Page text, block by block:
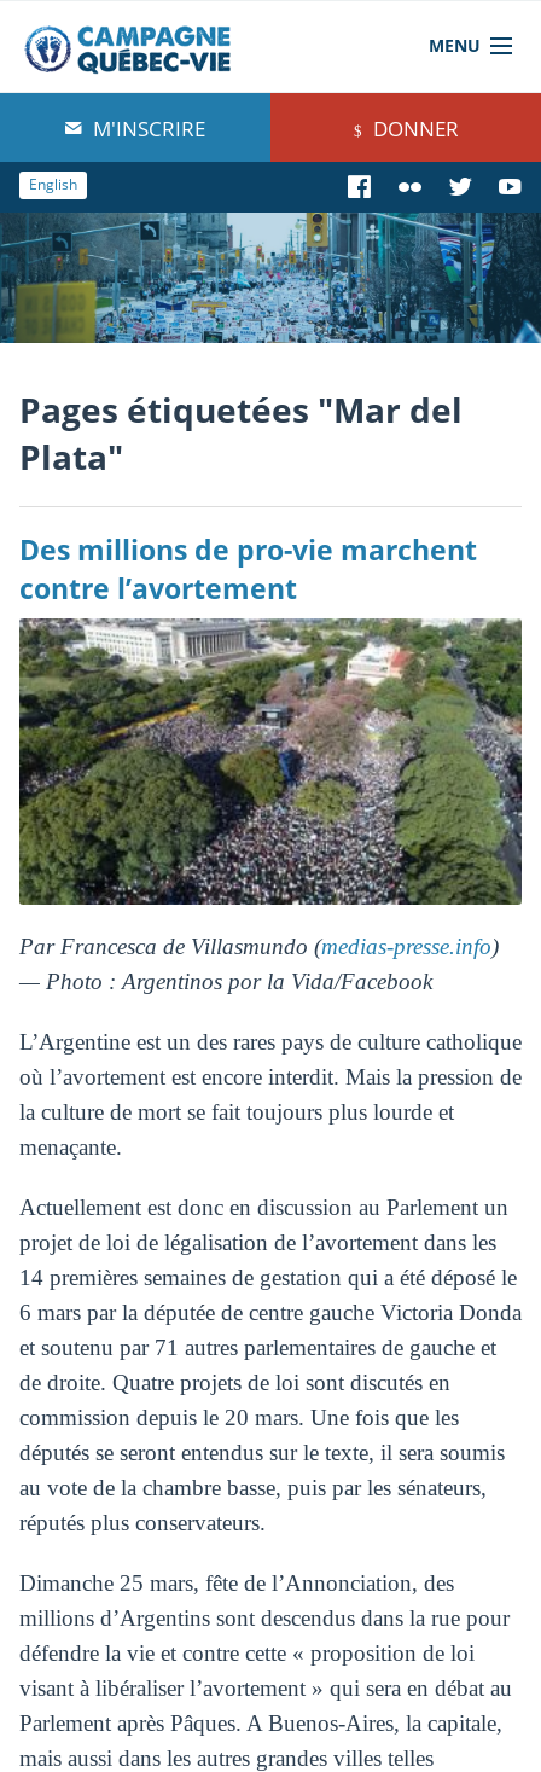
MENU
À propos de nous
Blog
Comprendre
Agir
Boutique
M'INSCRIRE DONNER
English
Pages étiquetées "Mar del
Plata"
Des millions de pro-vie marchent
contre l’avortement
Par Francesca de Villasmundo (medias-presse.info)
— Photo : Argentinos por la Vida/Facebook
L’Argentine est un des rares pays de culture catholique
où l’avortement est encore interdit. Mais la pression de
la culture de mort se fait toujours plus lourde et
menaçante.
Actuellement est donc en discussion au Parlement un
projet de loi de légalisation de l’avortement dans les
14 premières semaines de gestation qui a été déposé le
6 mars par la députée de centre gauche Victoria Donda
et soutenu par 71 autres parlementaires de gauche et
de droite. Quatre projets de loi sont discutés en
commission depuis le 20 mars. Une fois que les
députés se seront entendus sur le texte, il sera soumis
au vote de la chambre basse, puis par les sénateurs,
réputés plus conservateurs.
Dimanche 25 mars, fête de l’Annonciation, des
millions d’Argentins sont descendus dans la rue pour
défendre la vie et contre cette « proposition de loi
visant à libéraliser l’avortement » qui sera en débat au
Parlement après Pâques. A Buenos-Aires, la capitale,
mais aussi dans les autres grandes villes telles